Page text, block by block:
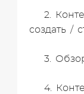
2.
создать /
3.
4.